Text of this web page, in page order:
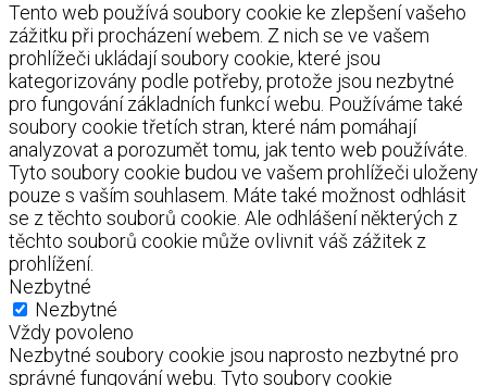
Tento web používá soubory cookie ke zlepšení vašeho
zážitku při procházení webem. Z nich se ve vašem
prohlížeči ukládají soubory cookie, které jsou
kategorizovány podle potřeby, protože jsou nezbytné
pro fungování základních funkcí webu. Používáme také
soubory cookie třetích stran, které nám pomáhají
analyzovat a porozumět tomu, jak tento web používáte.
Tyto soubory cookie budou ve vašem prohlížeči uloženy
pouze s vaším souhlasem. Máte také možnost odhlásit
se z těchto souborů cookie. Ale odhlášení některých z
těchto souborů cookie může ovlivnit váš zážitek z
prohlížení.
Nezbytné
Nezbytné
Vždy povoleno
Nezbytné soubory cookie jsou naprosto nezbytné pro
správné fungování webu. Tyto soubory cookie